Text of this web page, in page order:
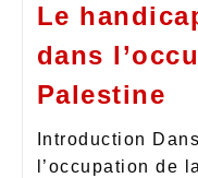
Le
dans
Palestine
Introduction
l’occupation de